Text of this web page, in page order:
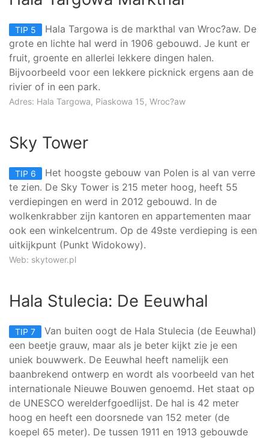
TIP 5
Hala Targowa is de markthal van Wroc?aw. De
grote en lichte hal werd in 1906 gebouwd. Je kunt er
fruit, groente en allerlei lekkere dingen halen.
Bijvoorbeeld voor een lekkere picknick ergens aan de
rivier of in een park.
Adres: Hala Targowa, Piaskowa 15, Wroc?aw
Sky Tower
TIP 6
Het hoogste gebouw van Polen is al van verre
te zien. De Sky Tower is 215 meter hoog, heeft 55
verdiepingen en werd in 2012 gebouwd. In de
wolkenkrabber zijn kantoren en appartementen maar
ook een winkelcentrum. Op de 49ste verdieping is een
uitkijkpunt (Punkt Widokowy).
Web: skytower.pl
Hala Stulecia: De Eeuwhal
TIP 7
Van buiten oogt de Hala Stulecia (de Eeuwhal)
een beetje grauw, maar als je beter kijkt zie je een
uniek bouwwerk. De Eeuwhal heeft namelijk een
baanbrekend ontwerp en wordt als voorbeeld van het
internationale Nieuwe Bouwen genoemd. Het staat op
de UNESCO werelderfgoedlijst. De hal is 42 meter
hoog en heeft een doorsnede van 152 meter (de
koepel 65 meter). De tussen 1911 en 1913 gebouwde